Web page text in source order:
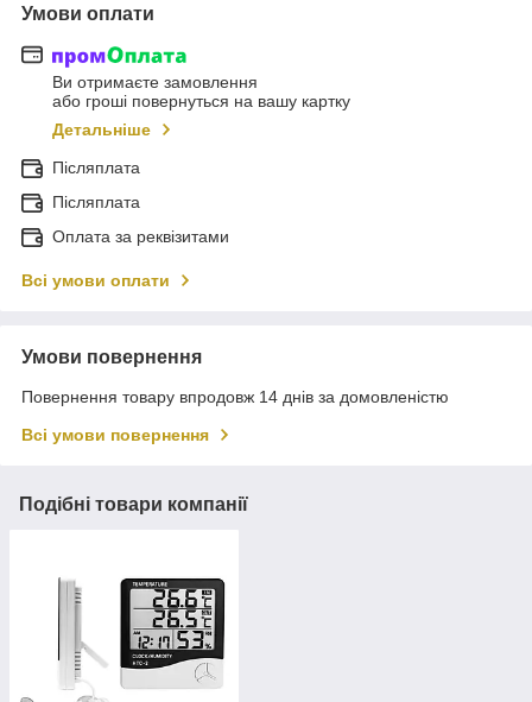
Умови оплати
Ви отримаєте замовлення
або гроші повернуться на вашу картку
Детальніше
Післяплата
Післяплата
Оплата за реквізитами
Всі умови оплати
Умови повернення
Повернення товару впродовж 14 днів за домовленістю
Всі умови повернення
Подібні товари компанії